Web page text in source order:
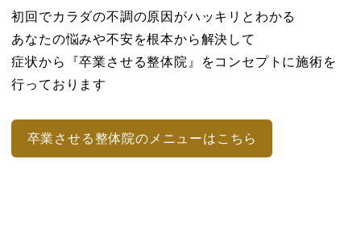
初回でカラダの不調の原因がハッキリとわかる
あなたの悩みや不安を根本から解決して
症状から『卒業させる整体院』をコンセプトに施術を
行っております
卒業させる整体院のメニューはこちら